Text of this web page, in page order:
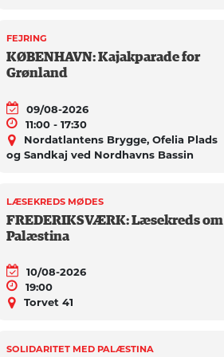
FEJRING
KØBENHAVN: Kajakparade for
Grønland
09/08-2026
11:00 - 17:30
Nordatlantens Brygge, Ofelia Plads
og Sandkaj ved Nordhavns Bassin
LÆSEKREDS MØDES
FREDERIKSVÆRK: Læsekreds om
Palæstina
10/08-2026
19:00
Torvet 41
SOLIDARITET MED PALÆSTINA